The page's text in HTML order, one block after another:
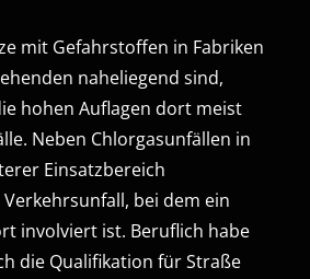
mit Gefahrstoffen in Fabriken
naheliegend sind,
hohen Auflagen dort meist
Neben Chlorgasunfällen in
Einsatzbereich
bei dem ein
involviert ist. Beruflich habe
die Qualifikation für Straße